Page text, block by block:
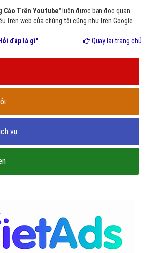
Cáo Trên Youtube" luôn được bạn đọc quan
trên web của chúng tôi cũng như trên Google.
đáp là gì" Quay lại trang chủ
vụ